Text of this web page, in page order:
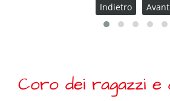
Indietro
Coro dei ragazzi e